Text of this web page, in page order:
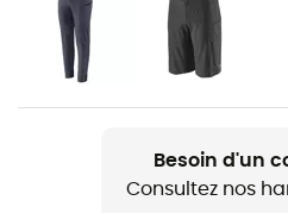
Genre
Homme
Poids
Nom du produit
Besoin d'un
Consultez nos